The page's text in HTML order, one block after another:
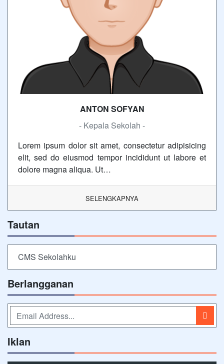
ANTON SOFYAN
- Kepala Sekolah -
Lorem ipsum dolor sit amet, consectetur adipisicing
elit, sed do eiusmod tempor incididunt ut labore et
dolore magna aliqua. Ut…
SELENGKAPNYA
Tautan
CMS Sekolahku
Berlangganan
Iklan